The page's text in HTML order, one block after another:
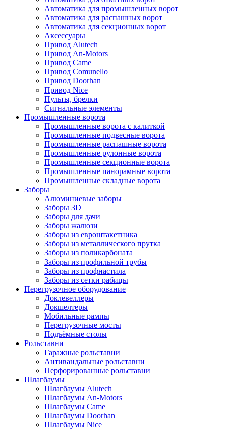
Автоматика для промышленных ворот
Автоматика для распашных ворот
Автоматика для секционных ворот
Аксессуары
Привод Alutech
Привод An-Motors
Привод Came
Привод Comunello
Привод Doorhan
Привод Nice
Пульты, брелки
Сигнальные элементы
Промышленные ворота
Промышленные ворота с калиткой
Промышленные подвесные ворота
Промышленные распашные ворота
Промышленные рулонные ворота
Промышленные секционные ворота
Промышленные панорамные ворота
Промышленные складные ворота
Заборы
Алюминиевые заборы
Заборы 3D
Заборы для дачи
Заборы жалюзи
Заборы из евроштакетника
Заборы из металлического прутка
Заборы из поликарбоната
Заборы из профильной трубы
Заборы из профнастила
Заборы из сетки рабицы
Перегрузочное оборудование
Доклевеллеры
Докшелтеры
Мобильные рампы
Перегрузочные мосты
Подъёмные столы
Рольставни
Гаражные рольставни
Антивандальные рольставни
Перфорированные рольставни
Шлагбаумы
Шлагбаумы Alutech
Шлагбаумы An-Motors
Шлагбаумы Came
Шлагбаумы Doorhan
Шлагбаумы Nice